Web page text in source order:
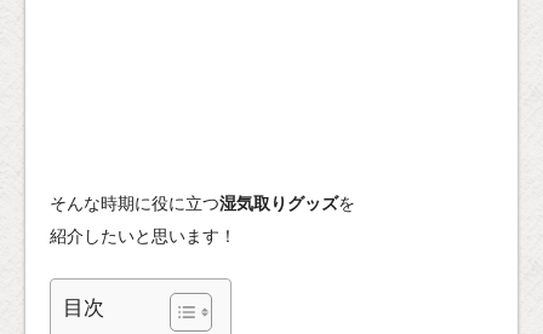
そんな時期に役に立つ湿気取りグッズを
紹介したいと思います！
目次